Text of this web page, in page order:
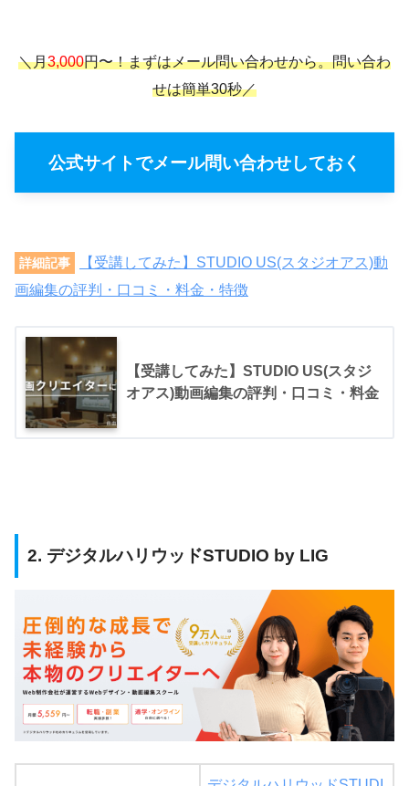
＼月3,000円〜！まずはメール問い合わせから。問い合わ
せは簡単30秒／
公式サイトでメール問い合わせしておく
詳細記事
【受講してみた】STUDIO US(スタジオアス)動
画編集の評判・口コミ・料金・特徴
【受講してみた】STUDIO US(スタジ
オアス)動画編集の評判・口コミ・料金
2. デジタルハリウッドSTUDIO by LIG